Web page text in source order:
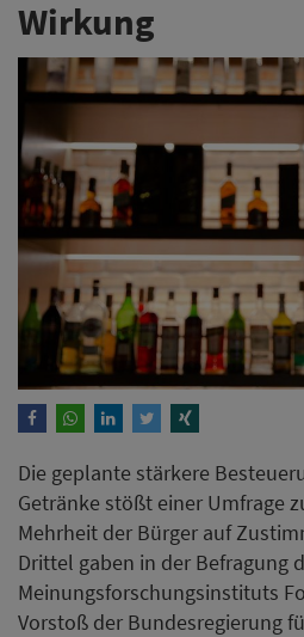
Wirkung
Die geplante stärkere
Getränke stößt einer Umfrage
Mehrheit der Bürger auf
Drittel gaben in der Befragung
Meinungsforschungsinstituts
Vorstoß der Bundesregierung